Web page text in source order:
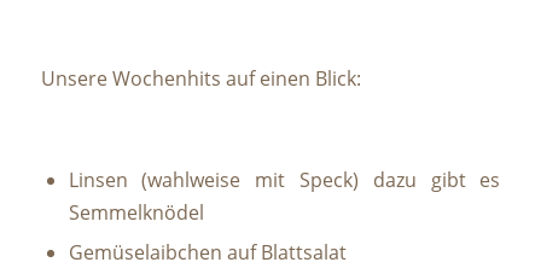
Unsere Wochenhits auf einen Blick:
Linsen (wahlweise mit Speck) dazu gibt es
Semmelknödel
Gemüselaibchen auf Blattsalat